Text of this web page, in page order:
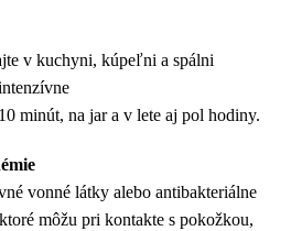
v kuchyni, kúpeľni a spálni
minút, na jar a v lete aj pol hodiny.
vonné látky alebo antibakteriálne
môžu pri kontakte s pokožkou,